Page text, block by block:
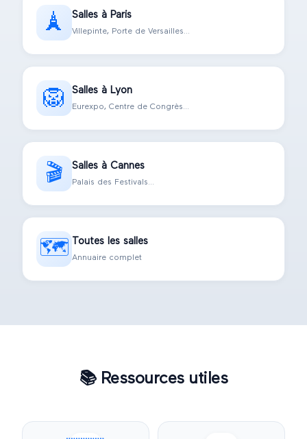
🗼 Salles à Paris
Villepinte, Porte de Versailles...
🦁 Salles à Lyon
Eurexpo, Centre de Congrès...
🎬 Salles à Cannes
Palais des Festivals...
🗺️ Toutes les salles
Annuaire complet
📚Ressources utiles